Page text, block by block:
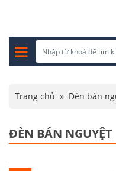
Trang chủ » Đèn bán
ĐÈN BÁN NGUYỆT